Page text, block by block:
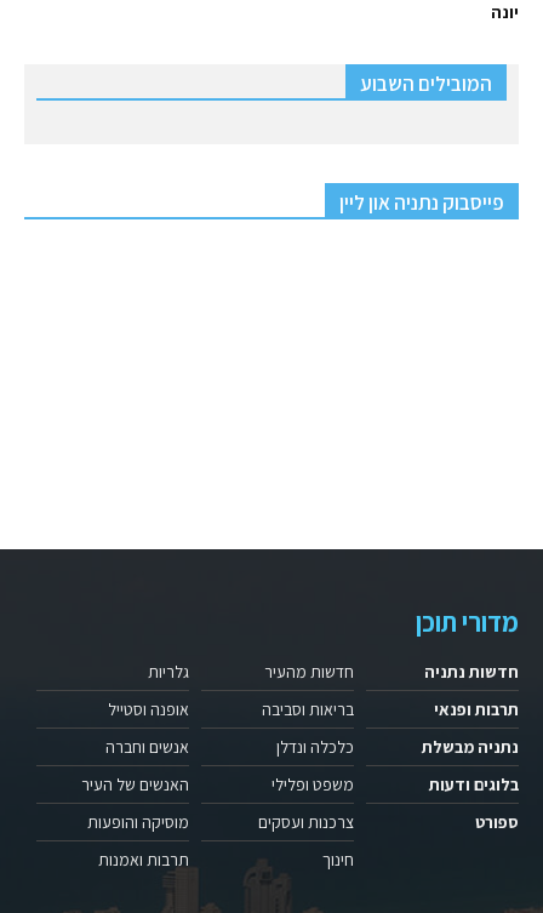
יונה
המובילים השבוע
פייסבוק נתניה און ליין
מדורי תוכן
חדשות נתניה
תרבות ופנאי
נתניה מבשלת
בלוגים ודעות
ספורט
חדשות מהעיר
בריאות וסביבה
כלכלה ונדלן
משפט ופלילי
צרכנות ועסקים
חינוך
גלריות
אופנה וסטייל
אנשים וחברה
האנשים של העיר
מוסיקה והופעות
תרבות ואמנות